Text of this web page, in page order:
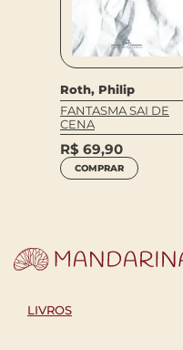
Roth, Philip
FANTASMA SAI DE
CENA
R$ 69,90
COMPRAR
LIVROS